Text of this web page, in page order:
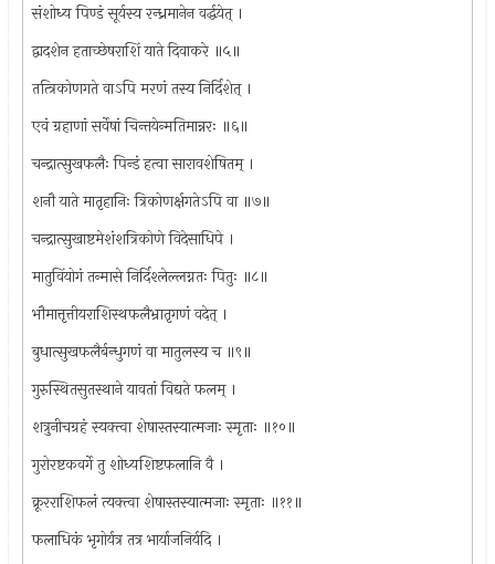
संशोध्य पिण्डं सूर्यस्य रन्ध्रमानेन वर्द्धयेत् ।
द्वादशेन हताच्छेषराशिं याते दिवाकरे ॥५॥
तत्त्रिकोणगते वाऽपि मरणं तस्य निर्दिशेत् ।
एवं ग्रहाणां सर्वेषां चिन्तयेन्मतिमान्नरः ॥६॥
चन्द्रात्सुखफलैः पिन्डं हत्वा सारावशेषितम् ।
शनौ याते मातृहानिः त्रिकोणर्क्षगतेऽपि वा ॥७॥
चन्द्रात्सुखाष्टमेशंशत्रिकोणे विदेसाधिपे ।
मातुविंयोगं तन्मासे निर्दिश्लेल्लग्नतः पितुः ॥८॥
भौमात्तृत्तीयराशिस्थफलैभ्रातृगणं वदेत् ।
बुधात्सुखफलैर्बन्धुगणं वा मातुलस्य च ॥९॥
गुरुस्थितसुतस्थाने यावतां विद्यते फलम् ।
शत्रुनीचग्रहं स्यक्त्वा शेषास्तस्यात्मजाः स्मृताः ॥१०॥
गुरोरष्टकवर्गे तु शोध्यशिष्टफलानि वै ।
क्रूरराशिफलं त्यक्त्वा शेषास्तस्यात्मजाः स्मृताः ॥११॥
फलाधिकं भृगोर्यत्र तत्र भार्याजनिर्यदि ।